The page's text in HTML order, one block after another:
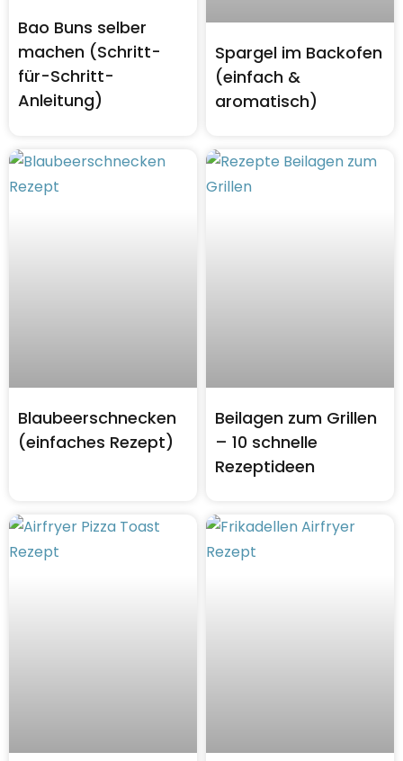
Bao Buns selber
machen (Schritt-
für-Schritt-
Anleitung)
Spargel im Backofen
(einfach &
aromatisch)
Blaubeerschnecken
(einfaches Rezept)
Beilagen zum Grillen
– 10 schnelle
Rezeptideen